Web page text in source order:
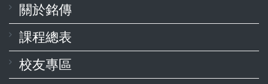
關於銘傳
課程總表
校友專區